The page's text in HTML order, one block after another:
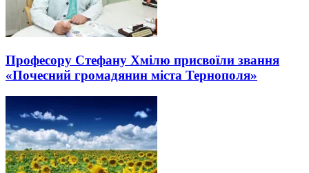
Професору Стефану Хмілю присвоїли звання
«Почесний громадянин міста Тернополя»